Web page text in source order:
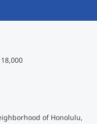
MCI
of Honolulu,